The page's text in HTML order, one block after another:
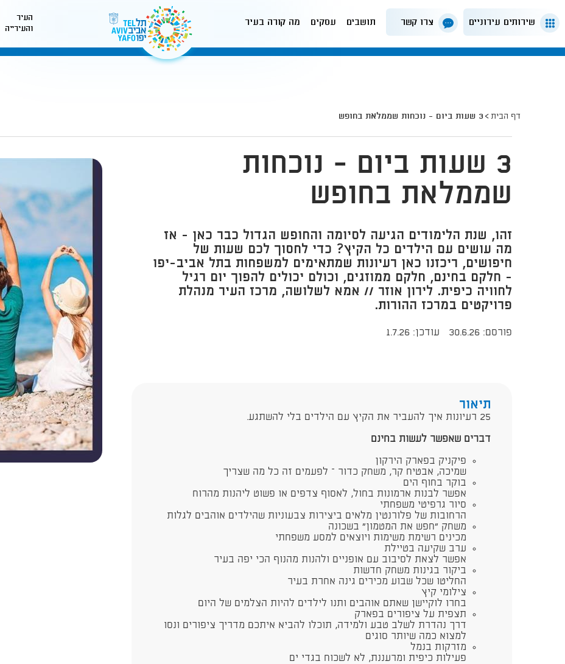
שירותים עירוניים צרו קשר תושבים עסקים מה קורה בעיר
העיר
והעירייה
דף הבית 3 שעות ביום - נוכחות שממלאת בחופש
3 שעות ביום - נוכחות
שממלאת בחופש
זהו, שנת הלימודים הגיעה לסיומה והחופש הגדול כבר כאן - אז
מה עושים עם הילדים כל הקיץ? כדי לחסוך לכם שעות של
חיפושים, ריכזנו כאן רעיונות שמתאימים למשפחות בתל אביב-יפו
- חלקם בחינם, חלקם ממוזגים, וכולם יכולים להפוך יום רגיל
לחוויה כיפית. לירון אוזר // אמא לשלושה, מרכז העיר מנהלת
פרויקטים במרכז ההורות.
פורסם: 30.6.26 עודכן: 1.7.26
תיאור
​25 רעיונות איך להעביר את הקיץ עם הילדים בלי להשתגע.
דברים שאפשר לעשות בחינם
פיקניק בפארק הירקון
שמיכה, אבטיח קר, משחק כדור – לפעמים זה כל מה שצריך
בוקר בחוף הים
אפשר לבנות ארמונות בחול, לאסוף צדפים או פשוט ליהנות מהרוח
סיור גרפיטי משפחתי
הרחובות של פלורנטין מלאים ביצירות צבעוניות שהילדים אוהבים לגלות
משחק "חפש את המטמון" בשכונה
מכינים רשימת משימות ויוצאים למסע משפחתי
ערב שקיעה בטיילת
אפשר לצאת לסיבוב עם אופניים ולהנות מהנוף הכי יפה בעיר
ביקור בגינות משחק חדשות
החליטו שכל שבוע מכירים גינה אחרת בעיר
צילומי קיץ
בחרו לוקיישן שאתם אוהבים ותנו לילדים להיות הצלמים של היום
​תצפית על ציפורים בפארק
דרך נהדרת לשלב טבע ולמידה, תוכלו להביא איתכם מדריך ציפורים ונסו
למצוא כמה שיותר סוגים
​מזרקות בנמל
פעילות כיפית ומרעננת, לא לשכוח בגדי ים